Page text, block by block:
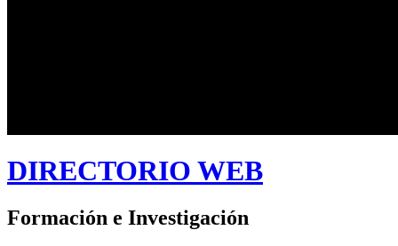
DIRECTORIO WEB
Formación e Investigación